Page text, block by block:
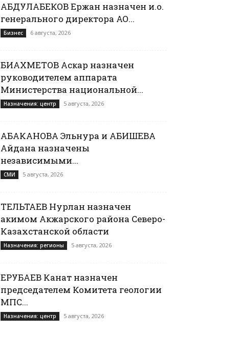
АБДУЛАБЕКОВ Ержан назначен и.о.
генерального директора АО...
Бизнес 6 августа, 2026
БИАХМЕТОВ Аскар назначен
руководителем аппарата
Министерства национальной...
Назначения: центр 5 августа, 2026
АБАКАНОВА Эльнура и АБИШЕВА
Айдана назначены
независимыми...
СМИ 5 августа, 2026
ТЕЛЬТАЕВ Нурлан назначен
акимом Акжарского района Северо-
Казахстанской области
Назначения: регионы 5 августа, 2026
ЕРУБАЕВ Канат назначен
председателем Комитета геологии
МПС...
Назначения: центр 5 августа, 2026